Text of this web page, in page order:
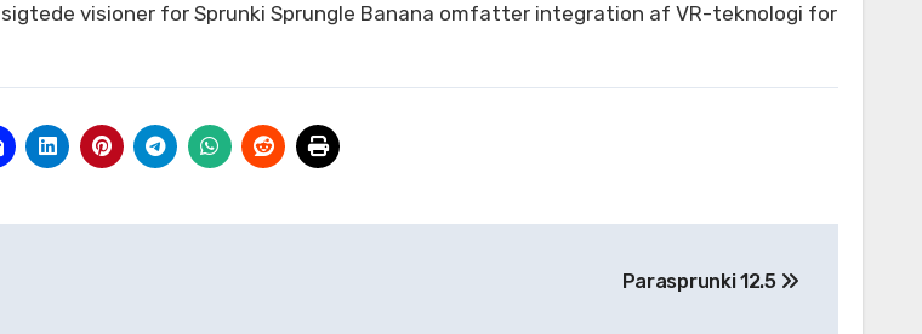
visioner for Sprunki Sprungle Banana omfatter integration af VR-teknologi for
Parasprunki 12.5